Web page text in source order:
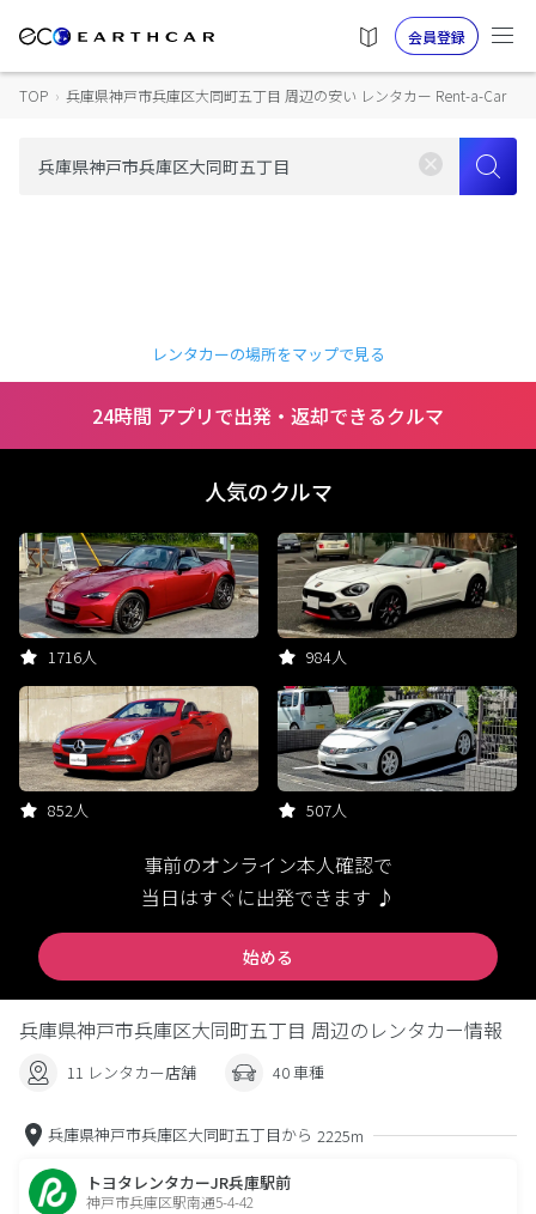
会員登録
TOP › 兵庫県神戸市兵庫区大同町五丁目 周辺の安い レンタカー Rent-a-Car
レンタカーの場所をマップで見る
24時間 アプリで出発・返却できるクルマ
人気のクルマ
1716人 984人
852人 507人
事前のオンライン本人確認で
当日はすぐに出発できます ♪
始める
兵庫県神戸市兵庫区大同町五丁目 周辺のレンタカー情報
11 レンタカー店舗 40 車種
兵庫県神戸市兵庫区大同町五丁目から 2225m
トヨタレンタカーJR兵庫駅前
神戸市兵庫区駅南通5-4-42